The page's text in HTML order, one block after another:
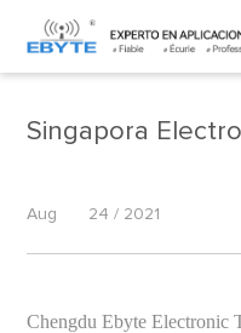
Home > Exhibitions >
Singapora
Aug 24 / 2021
Chengdu Ebyte Electronic